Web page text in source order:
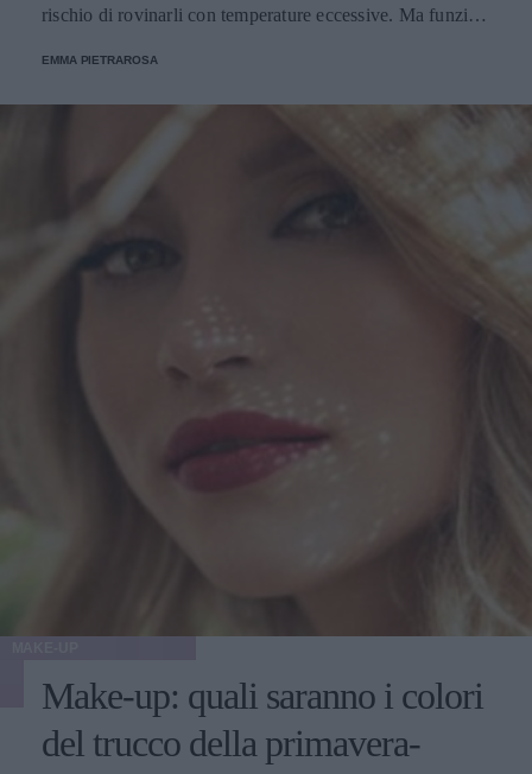
rischio di rovinarli con temperature eccessive. Ma funziona
EMMA PIETRAROSA
Make-up: quali saranno i colori
del trucco della primavera-